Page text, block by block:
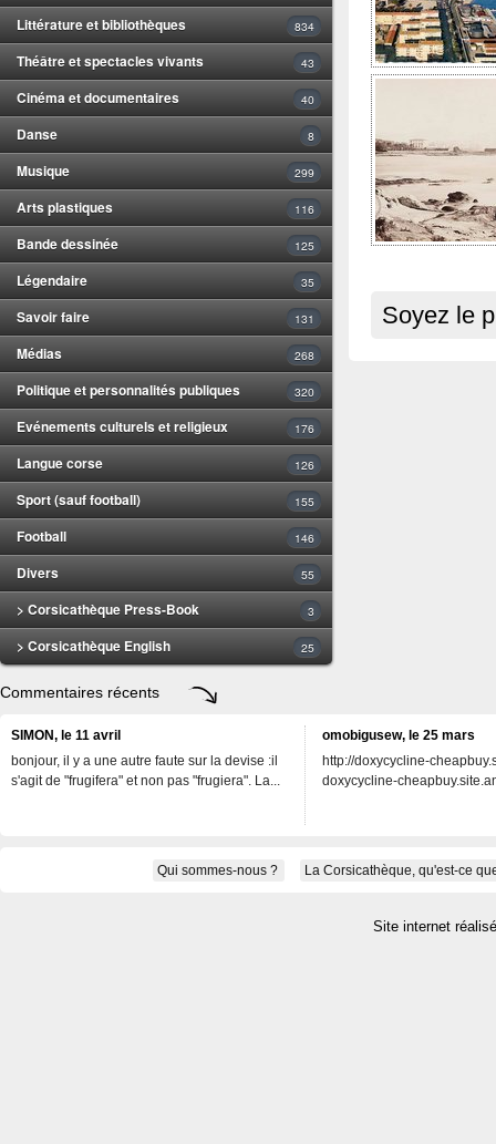
Littérature et bibliothèques 834
Théâtre et spectacles vivants 43
Cinéma et documentaires 40
Danse 8
Musique 299
Arts plastiques 116
Bande dessinée 125
Légendaire 35
Savoir faire 131
Médias 268
Politique et personnalités publiques 320
Evénements culturels et religieux 176
Langue corse 126
Sport (sauf football) 155
Football 146
Divers 55
> Corsicathèque Press-Book 3
> Corsicathèque English 25
Soyez le
Commentaires récents
SIMON, le 11 avril
bonjour, il y a une autre faute sur la devise :il
s'agit de "frugifera" et non pas "frugiera". La...
omobigusew, le 25 mars
http://doxycycline-
doxycycline-
Qui sommes-nous ? La Corsicathèque, qu'est-ce
Site internet